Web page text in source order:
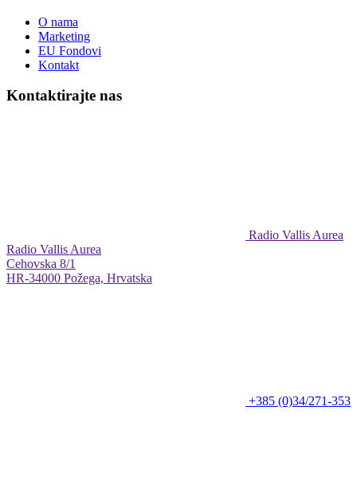
O nama
Marketing
EU Fondovi
Kontakt
Kontaktirajte nas
Radio Vallis Aurea
Radio Vallis Aurea
Cehovska 8/1
HR-34000 Požega, Hrvatska
+385 (0)34/271-353